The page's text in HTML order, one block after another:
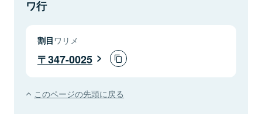
ワ行
割目 ワリメ
347-0025
このページの先頭に戻る